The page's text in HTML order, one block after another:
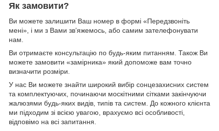
Як замовити?
Ви можете залишити Ваш номер в формі «Передзвоніть
мені», і ми з Вами зв’яжемось, або самим зателефонувати
нам.
Ви отримаєте консультацію по будь-яким питанням. Також Ви
можете замовити «замірника» який допоможе вам точно
визначити розміри.
У нас Ви можете знайти широкий вибір сонцезахисних систем
та комплектуючих, починаючи москітними сітками закінчуючи
жалюзями будь-яких видів, типів та систем. До кожного клієнта
ми підходим зі всією увагою, врахуємо всі особливості,
відповімо на всі запитання.